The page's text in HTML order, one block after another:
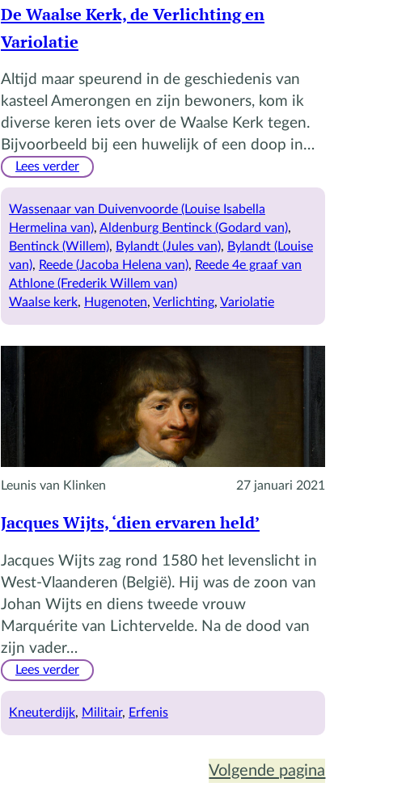
De Waalse Kerk, de Verlichting en
Variolatie
Altijd maar speurend in de geschiedenis van
kasteel Amerongen en zijn bewoners, kom ik
diverse keren iets over de Waalse Kerk tegen.
Bijvoorbeeld bij een huwelijk of een doop in…
Lees verder:
De
Waalse
Kerk,
de
Verlichting
en
Variolatie
Wassenaar van Duivenvoorde (Louise Isabella
Hermelina van), Aldenburg Bentinck (Godard van)
Bentinck (Willem), Bylandt (Jules van), Bylandt (Louise
van), Reede (Jacoba Helena van), Reede 4e graaf van
Athlone (Frederik Willem van)
Waalse kerk, Hugenoten, Verlichting, Variolatie
Leunis van Klinken 27 januari 2021
Jacques Wijts, ‘dien ervaren held’
Jacques Wijts zag rond 1580 het levenslicht in
West-Vlaanderen (België). Hij was de zoon van
Johan Wijts en diens tweede vrouw
Marquérite van Lichtervelde. Na de dood van
zijn vader…
Lees verder:
Wijts,
Kneuterdijk, Militair, Erfenis
Volgende pagina